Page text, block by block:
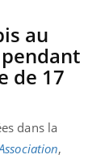
au
de 17
dans la
,